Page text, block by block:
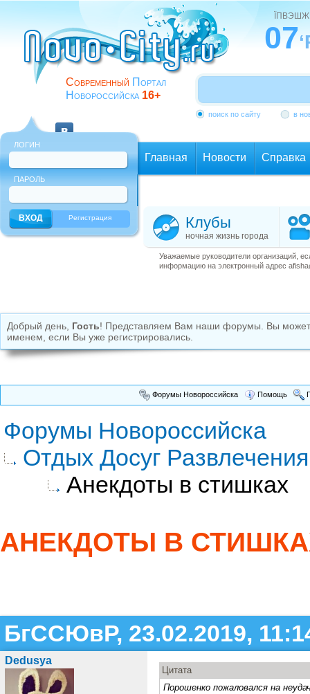
Современный Портал
Новороссийска 16+
07
поиск по сайту в
ЛОГИН
ПАРОЛЬ
Регистрация
Главная Новости Справка
Клубы
ночная жизнь города
Уважаемые руководители организаций,
информацию на электронный адрес
Добрый день, Гость! Представляем Вам наши форумы. Вы
именем, если Вы уже регистрировались.
Форумы Новороссийска Помощь
Форумы Новороссийска
Отдых Досуг Развлечения
Анекдоты в стишках
АНЕКДОТЫ В
БгССЮвР, 23.02.2019,
Dedusya
Цитата
Порошенко пожаловался на